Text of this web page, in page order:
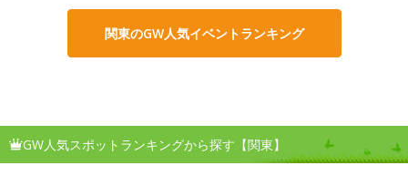
関東のGW人気イベントランキング
GW人気スポットランキングから探す【関東】